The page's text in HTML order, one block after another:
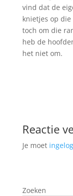
vind dat de
knietjes op
toch om die
heb de
het niet om.
Reactie
Je moet
Zoeken